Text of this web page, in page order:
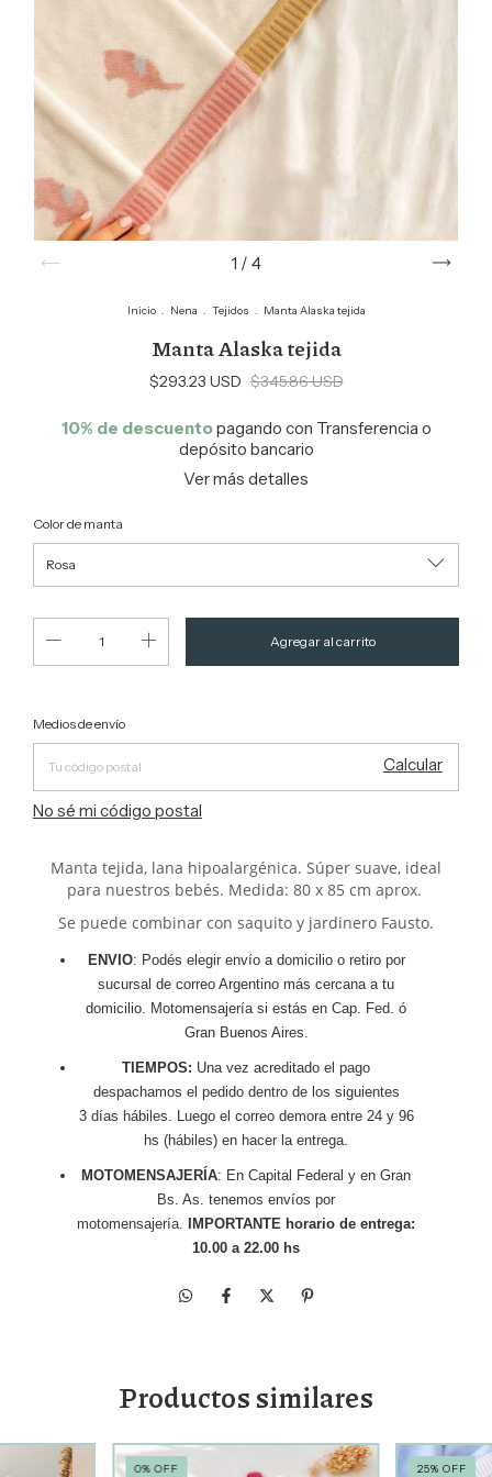
1 / 4
Inicio Nena Tejidos Manta Alaska tejida
Manta Alaska tejida
$293.23 USD $345.86 USD
10% de descuentopagando con Transferencia o
depósito bancario
Ver más detalles
Color de manta
Entregas para el CP:
Medios de envío
Calcular
No sé mi código postal
Manta tejida, lana hipoalargénica. Súper suave, ideal
para nuestros bebés. Medida: 80 x 85 cm aprox.
Se puede combinar con saquito y jardinero Fausto.
ENVIO: Podés elegir envío a domicilio o retiro por
sucursal de correo Argentino más cercana a tu
domicilio. Motomensajería si estás en Cap. Fed. ó
Gran Buenos Aires.
TIEMPOS: Una vez acreditado el pago
despachamos el pedido dentro de los siguientes
3 días hábiles. Luego el correo demora entre 24 y 96
hs (hábiles) en hacer la entrega.
MOTOMENSAJERÍA: En Capital Federal y en Gran
Bs. As. tenemos envíos por
motomensajería. IMPORTANTE horario de entrega:
10.00 a 22.00 hs
Productos similares
0%OFF 25%OFF